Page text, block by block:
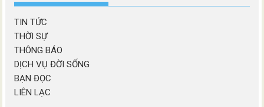
TIN TỨC
THỜI SỰ
THÔNG BÁO
DỊCH VỤ ĐỜI SỐNG
BẠN ĐỌC
LIÊN LẠC